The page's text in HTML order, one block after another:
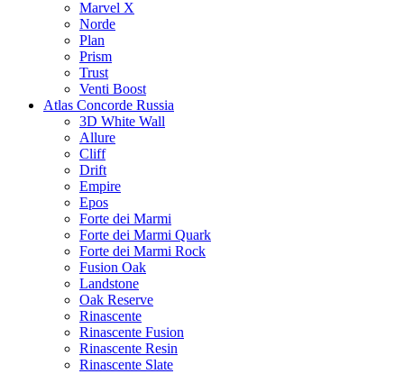
Marvel X
Norde
Plan
Prism
Trust
Venti Boost
Atlas Concorde Russia
3D White Wall
Allure
Cliff
Drift
Empire
Epos
Forte dei Marmi
Forte dei Marmi Quark
Forte dei Marmi Rock
Fusion Oak
Landstone
Oak Reserve
Rinascente
Rinascente Fusion
Rinascente Resin
Rinascente Slate